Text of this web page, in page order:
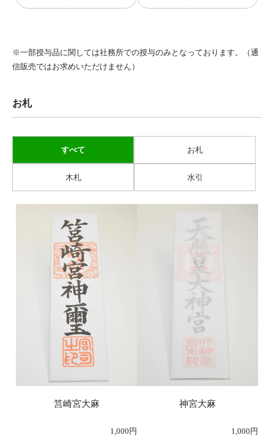
※一部授与品に関しては社務所での授与のみとなっております。（通
信販売ではお求めいただけません）
お札
すべて お札
木札 水引
筥崎宮大麻
1,000円
神宮大麻
1,000円